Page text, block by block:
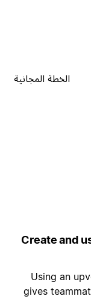
الخطة المجانية
Create and
Using an
gives